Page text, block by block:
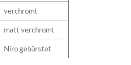
verchromt
matt verchromt
Niro gebürstet